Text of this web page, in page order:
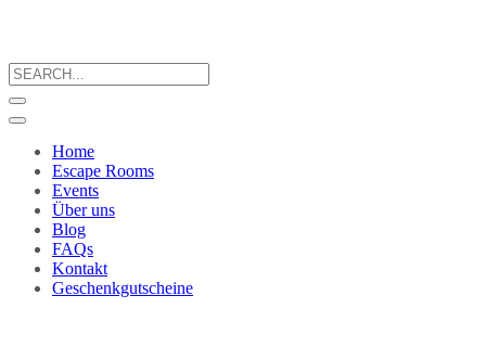
Search
for:
Home
Escape Rooms
Events
Über uns
Blog
FAQs
Kontakt
Geschenkgutscheine